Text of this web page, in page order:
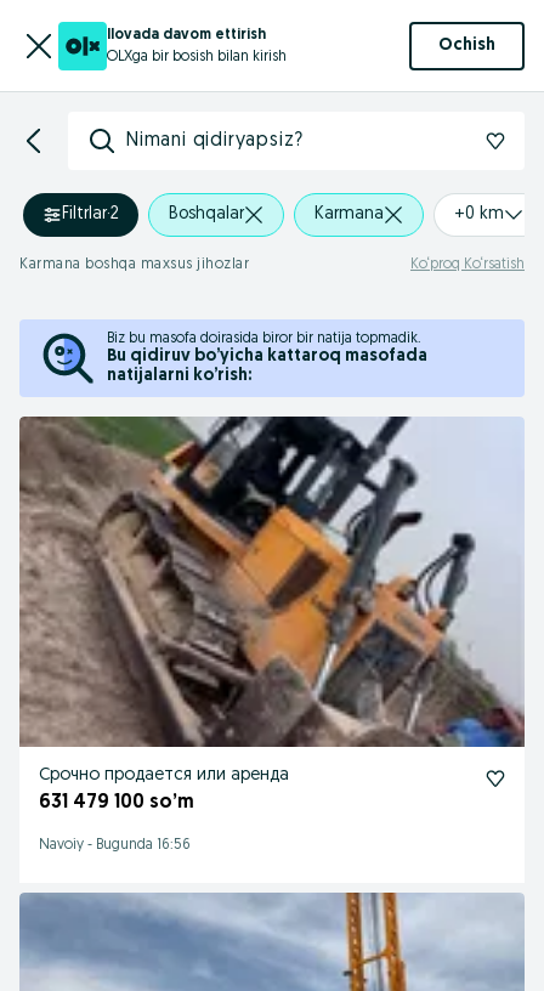
Ilovada davom ettirish
OLXga bir bosish bilan kirish
Ochish
Nimani qidiryapsiz?
Filtrlar·2 Boshqalar Karmana +0 km
Karmana boshqa maxsus jihozlar Ko‘proq Ko‘rsatish
Biz bu masofa doirasida biror bir natija topmadik.
Bu qidiruv bo’yicha kattaroq masofada
natijalarni ko’rish:
Срочно продается или аренда
631 479 100 so’m
Navoiy - Bugunda 16:56